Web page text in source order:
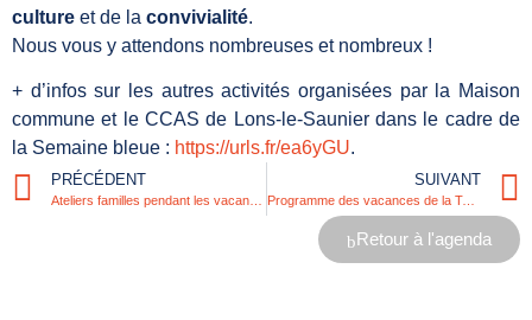
culture et de la convivialité.
Nous vous y attendons nombreuses et nombreux !
+ d’infos sur les autres activités organisées par la Maison
commune et le CCAS de Lons-le-Saunier dans le cadre de
la Semaine bleue : https://urls.fr/ea6yGU.
PRÉCÉDENT SUIVANT
Programme des vacances de la Toussaint à l’accueil de loisirs
Retour à l'agenda